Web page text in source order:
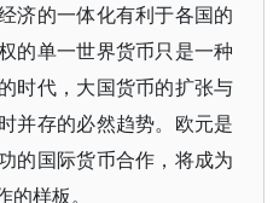
济的一体化有利于各国的
的单一世界货币只是一种
时代，大国货币的扩张与
并存的必然趋势。欧元是
的国际货币合作，将成为
样板。